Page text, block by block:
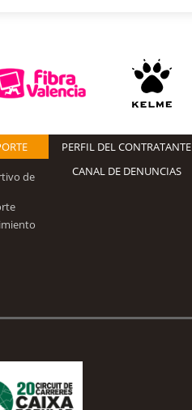
de
PERFIL DEL CONTRATANTE
CANAL DE DENUNCIAS